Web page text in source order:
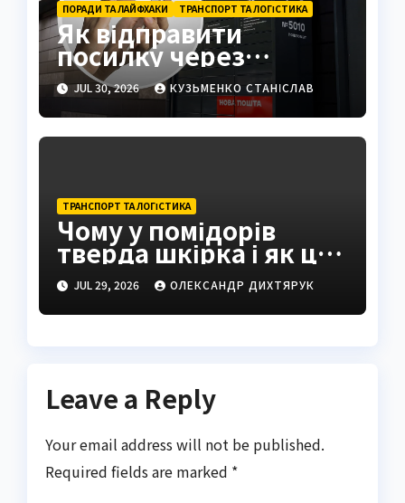
ПОРАДИ ТА ЛАЙФХАКИ ТРАНСПОРТ ТА ЛОГІСТИКА
Як відправити
посилку через
поштомат: повна
інструкція 2026
JUL 30, 2026 КУЗЬМЕНКО СТАНІСЛАВ
ТРАНСПОРТ ТА ЛОГІСТИКА
Чому у помідорів
тверда шкірка і як це
виправити
JUL 29, 2026 ОЛЕКСАНДР ДИХТЯРУК
Leave a Reply
Your email address will not be published.
Required fields are marked *